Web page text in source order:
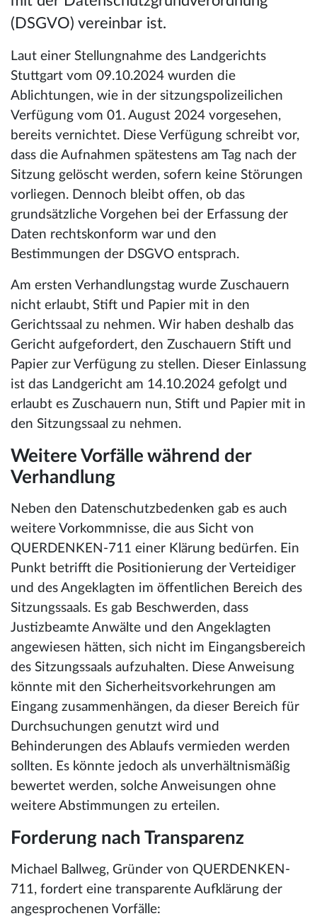
(DSGVO) vereinbar ist.
Laut einer Stellungnahme des Landgerichts
Stuttgart vom 09.10.2024 wurden die
Ablichtungen, wie in der sitzungspolizeilichen
Verfügung vom 01. August 2024 vorgesehen,
bereits vernichtet. Diese Verfügung schreibt vor,
dass die Aufnahmen spätestens am Tag nach der
Sitzung gelöscht werden, sofern keine Störungen
vorliegen. Dennoch bleibt offen, ob das
grundsätzliche Vorgehen bei der Erfassung der
Daten rechtskonform war und den
Bestimmungen der DSGVO entsprach.
Am ersten Verhandlungstag wurde Zuschauern
nicht erlaubt, Stift und Papier mit in den
Gerichtssaal zu nehmen. Wir haben deshalb das
Gericht aufgefordert, den Zuschauern Stift und
Papier zur Verfügung zu stellen. Dieser Einlassung
ist das Landgericht am 14.10.2024 gefolgt und
erlaubt es Zuschauern nun, Stift und Papier mit in
den Sitzungssaal zu nehmen.
Weitere Vorfälle während der
Verhandlung
Neben den Datenschutzbedenken gab es auch
weitere Vorkommnisse, die aus Sicht von
QUERDENKEN-711 einer Klärung bedürfen. Ein
Punkt betrifft die Positionierung der Verteidiger
und des Angeklagten im öffentlichen Bereich des
Sitzungssaals. Es gab Beschwerden, dass
Justizbeamte Anwälte und den Angeklagten
angewiesen hätten, sich nicht im Eingangsbereich
des Sitzungssaals aufzuhalten. Diese Anweisung
könnte mit den Sicherheitsvorkehrungen am
Eingang zusammenhängen, da dieser Bereich für
Durchsuchungen genutzt wird und
Behinderungen des Ablaufs vermieden werden
sollten. Es könnte jedoch als unverhältnismäßig
bewertet werden, solche Anweisungen ohne
weitere Abstimmungen zu erteilen.
Forderung nach Transparenz
Michael Ballweg, Gründer von QUERDENKEN-
711, fordert eine transparente Aufklärung der
angesprochenen Vorfälle: